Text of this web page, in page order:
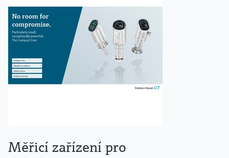
Měřicí zařízení pro